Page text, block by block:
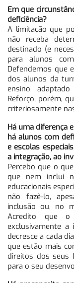
Em que
deficiência?
A limitação que
não receba
destinado (e
para alunos com
Defendemos que
dos alunos da
ensino
Reforço, porém,
criteriosamente
Há uma diferença
há alunos com
e escolas
a integração, ao
Percebo que o
que nem inclui
educacionais
não fazê-lo,
inclusão ou, no
Acredito que o
exclusivamente a
decresce a cada
que estão mais
direitos dos seus
para o seu